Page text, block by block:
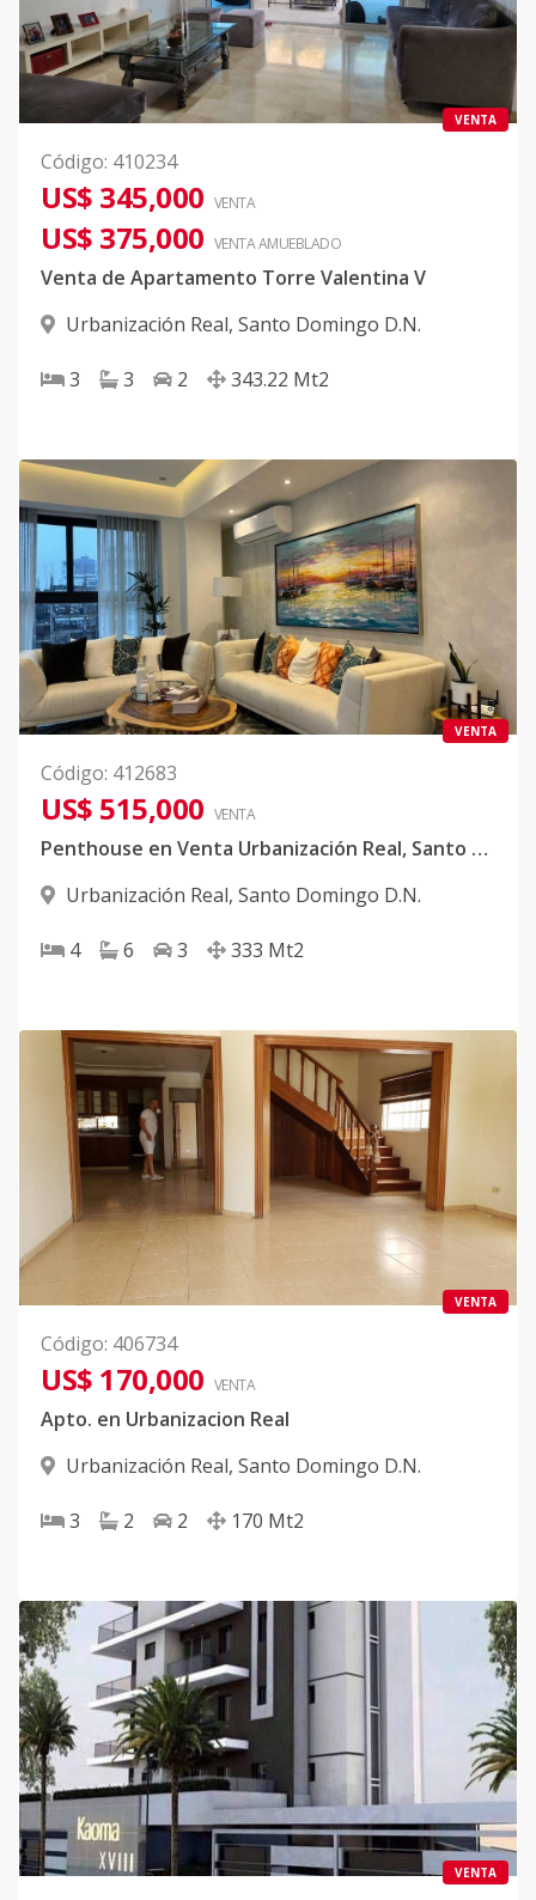
VENTA
Código: 410234
US$ 345,000 VENTA
US$ 375,000 VENTA AMUEBLADO
Venta de Apartamento Torre Valentina V
Urbanización Real, Santo Domingo D.N.
3 3 2 343.22 Mt2
VENTA
Código: 412683
US$ 515,000 VENTA
Penthouse en Venta Urbanización Real, Santo Domingo- Terraza privada
Urbanización Real, Santo Domingo D.N.
4 6 3 333 Mt2
VENTA
Código: 406734
US$ 170,000 VENTA
Apto. en Urbanizacion Real
Urbanización Real, Santo Domingo D.N.
3 2 2 170 Mt2
VENTA